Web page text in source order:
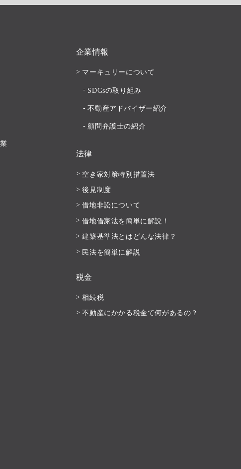
企業情報
マーキュリーについて
SDGsの取り組み
不動産アドバイザー紹介
顧問弁護士の紹介
法律
空き家対策特別措置法
後見制度
借地非訟について
借地借家法を簡単に解説！
建築基準法とはどんな法律？
民法を簡単に解説
税金
相続税
不動産にかかる税金て何があるの？